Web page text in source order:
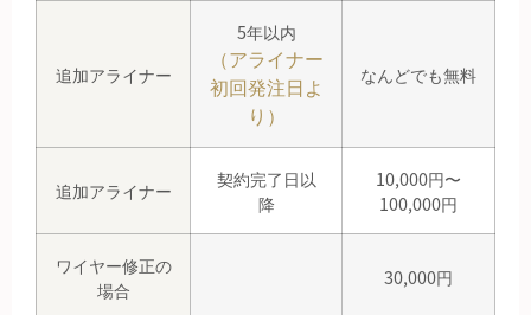
追加アライナー
5年以内
（アライナー
初回発注日よ
り）
なんどでも無料
追加アライナー
契約完了日以
降
10,000円〜
100,000円
ワイヤー修正の
場合
30,000円